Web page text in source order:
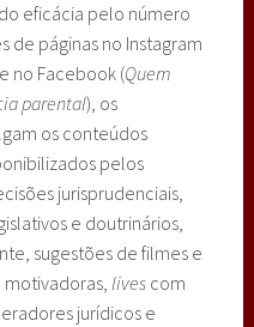
eficácia pelo número
de páginas no Instagram
no Facebook (Quem
parental), os
os conteúdos
pelos
jurisprudenciais,
e doutrinários,
sugestões de filmes e
livescom
jurídicos e